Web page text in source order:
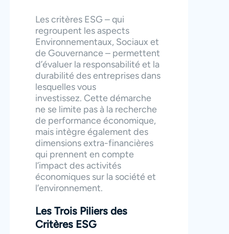
Les critères ESG – qui
regroupent les aspects
Environnementaux, Sociaux et
de Gouvernance – permettent
d’évaluer la responsabilité et la
durabilité des entreprises dans
lesquelles vous
investissez. Cette démarche
ne se limite pas à la recherche
de performance économique,
mais intègre également des
dimensions extra-financières
qui prennent en compte
l’impact des activités
économiques sur la société et
l’environnement.
Les Trois Piliers des
Critères ESG